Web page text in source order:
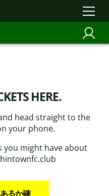
HERE.
head straight to the
your phone.
you might have about
るか確